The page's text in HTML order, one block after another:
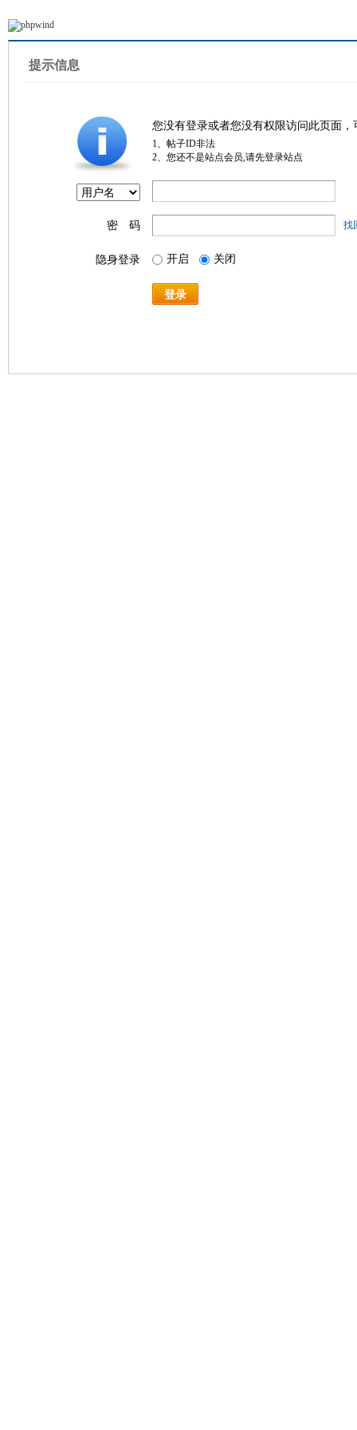
提示信息
您没有登录或者您没有权限访问此页面
1、帖子ID非法
2、您还不是站点会员,请先登录站点
密 码 找
隐身登录 开启 关闭
登录